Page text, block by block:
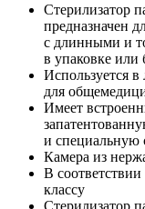
Стерилизатор
предназначен
с длинными и
в упаковке или
Используется
для
Имеет
и специальную
Камера из
В
классу
Стерилизатор